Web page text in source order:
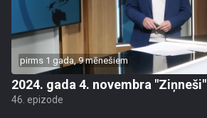
pirms 1 gada, 9 mēnešiem
2024. gada 4. novembra "Ziņneši"
46. epizode